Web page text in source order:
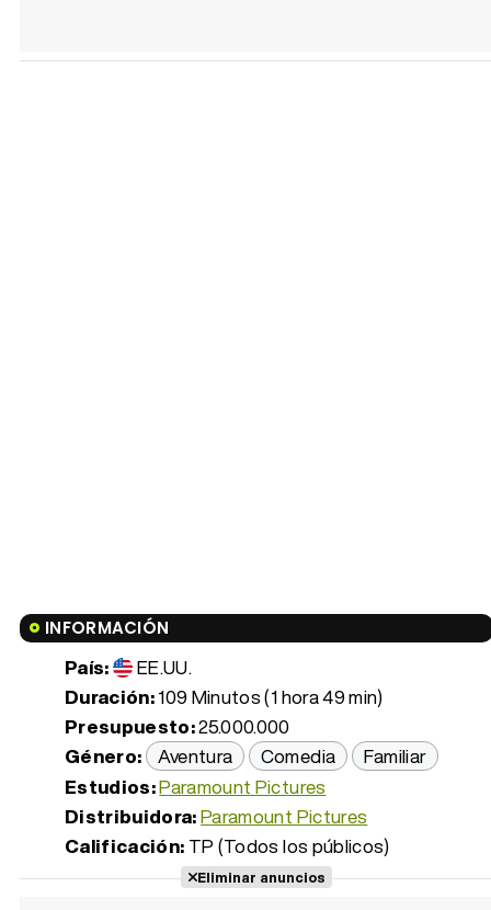
INFORMACIÓN
País:
EE.UU.
Duración:109 Minutos (1 hora 49 min)
Presupuesto:25.000.000
Género: Aventura Comedia
Familiar
Estudios:Paramount Pictures
Distribuidora:Paramount Pictures
Calificación: TP (Todos los públicos)
Eliminar anuncios